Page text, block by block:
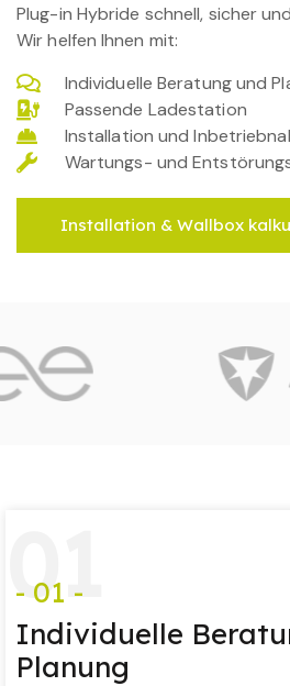
Plug-in Hybride schnell, sicher
Wir helfen Ihnen mit:
Individuelle Beratung und
Passende Ladestation
Installation und
Wartungs- und
Installation & Wallbox
01
- 01 -
Individuelle
Planung